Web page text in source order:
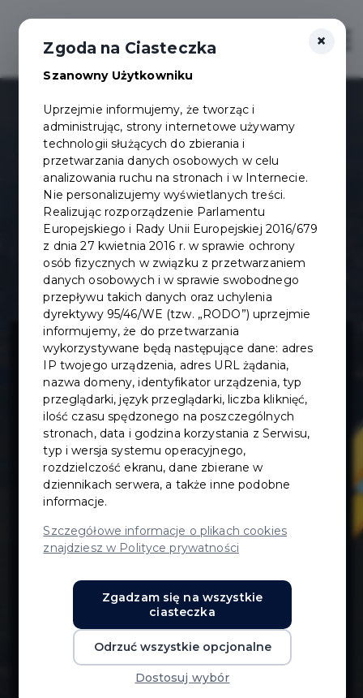
Utworzenie
miejsc
parkingowych
oraz
modernizacja
nawierzchni
ulicy Polskich
Kolejarzy -
×
Zgoda na Ciasteczka
Szanowny Użytkowniku
Uprzejmie informujemy, że tworząc i
administrując, strony internetowe używamy
technologii służących do zbierania i
przetwarzania danych osobowych w celu
analizowania ruchu na stronach i w Internecie.
Nie personalizujemy wyświetlanych treści.
Realizując rozporządzenie Parlamentu
Europejskiego i Rady Unii Europejskiej 2016/679
z dnia 27 kwietnia 2016 r. w sprawie ochrony
osób fizycznych w związku z przetwarzaniem
danych osobowych i w sprawie swobodnego
przepływu takich danych oraz uchylenia
dyrektywy 95/46/WE (tzw. „RODO”) uprzejmie
informujemy, że do przetwarzania
wykorzystywane będą następujące dane: adres
IP twojego urządzenia, adres URL żądania,
nazwa domeny, identyfikator urządzenia, typ
przeglądarki, język przeglądarki, liczba kliknięć,
ilość czasu spędzonego na poszczególnych
stronach, data i godzina korzystania z Serwisu,
typ i wersja systemu operacyjnego,
rozdzielczość ekranu, dane zbierane w
dziennikach serwera, a także inne podobne
informacje.
Szczegółowe informacje o plikach cookies
znajdziesz w Polityce prywatności
Zgadzam się na wszystkie
ciasteczka
Odrzuć wszystkie opcjonalne
Dostosuj wybór